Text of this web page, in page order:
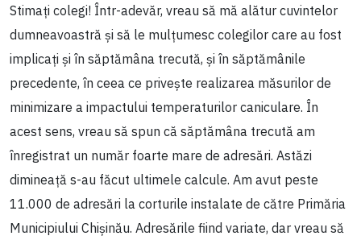
Stimați colegi! Într-adevăr, vreau să mă alătur cuvintelor
dumneavoastră și să le mulțumesc colegilor care au fost
implicați și în săptămâna trecută, și în săptămânile
precedente, în ceea ce privește realizarea măsurilor de
minimizare a impactului temperaturilor caniculare. În
acest sens, vreau să spun că săptămâna trecută am
înregistrat un număr foarte mare de adresări. Astăzi
dimineață s-au făcut ultimele calcule. Am avut peste
11.000 de adresări la corturile instalate de către Primăria
Municipiului Chișinău. Adresările fiind variate, dar vreau să